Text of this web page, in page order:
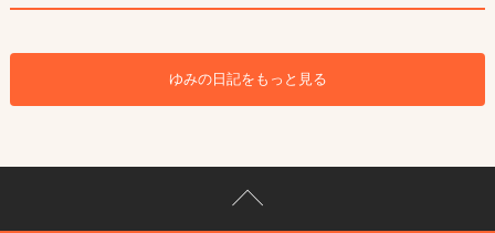
ゆみの日記をもっと見る